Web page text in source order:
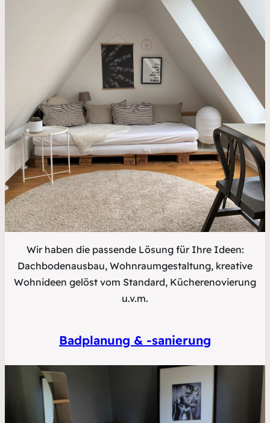
Wir haben die passende Lösung für Ihre Ideen:
Dachbodenausbau, Wohnraumgestaltung, kreative
Wohnideen gelöst vom Standard, Kücherenovierung
u.v.m.
Badplanung & -sanierung